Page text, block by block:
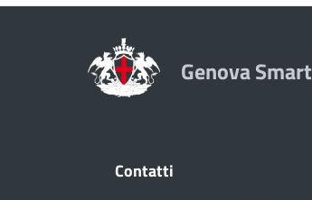
Genova Smart
Contatti